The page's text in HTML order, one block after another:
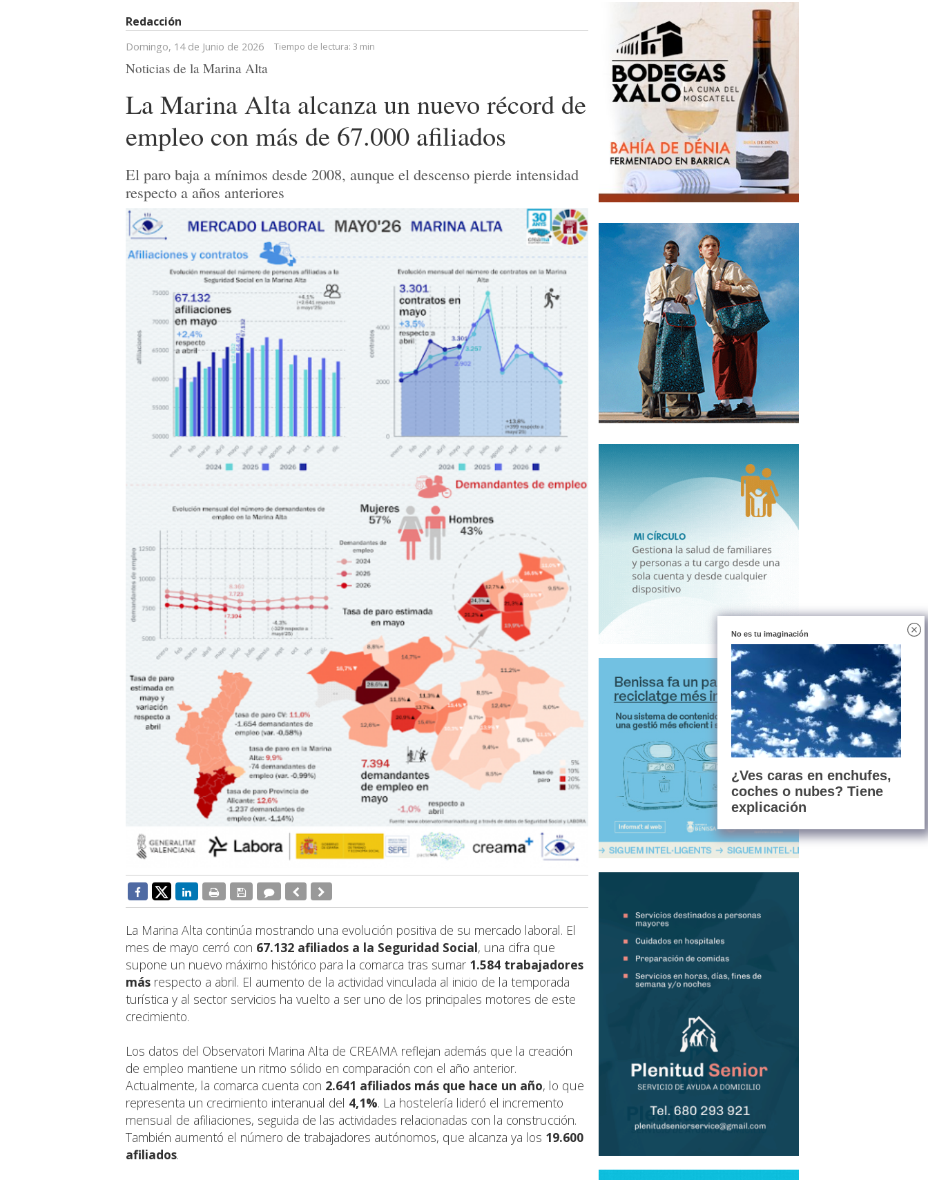
Redacción
Domingo, 14 de Junio de 2026 Tiempo de lectura: 3 min
Noticias de la Marina Alta
La Marina Alta alcanza un nuevo récord de
empleo con más de 67.000 afiliados
El paro baja a mínimos desde 2008, aunque el descenso pierde intensidad
respecto a años anteriores
La Marina Alta continúa mostrando una evolución positiva de su mercado laboral. El
mes de mayo cerró con 67.132 afiliados a la Seguridad Social, una cifra que
supone un nuevo máximo histórico para la comarca tras sumar 1.584 trabajadores
más respecto a abril. El aumento de la actividad vinculada al inicio de la temporada
turística y al sector servicios ha vuelto a ser uno de los principales motores de este
crecimiento.
Los datos del Observatori Marina Alta de CREAMA reflejan además que la creación
de empleo mantiene un ritmo sólido en comparación con el año anterior.
Actualmente, la comarca cuenta con 2.641 afiliados más que hace un año, lo que
representa un crecimiento interanual del 4,1%. La hostelería lideró el incremento
mensual de afiliaciones, seguida de las actividades relacionadas con la construcción.
También aumentó el número de trabajadores autónomos, que alcanza ya los 19.600
afiliados.
No es tu imaginación
¿Ves caras en enchufes,
coches o nubes? Tiene
explicación